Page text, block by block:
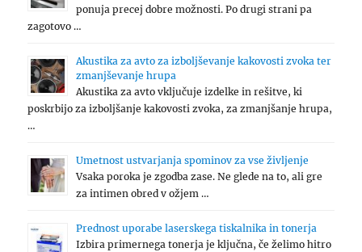
ponuja precej dobre možnosti. Po drugi strani pa
zagotovo …
Akustika za avto za izboljševanje kakovosti zvoka ter
zmanjševanje hrupa
Akustika za avto vključuje izdelke in rešitve, ki
poskrbijo za izboljšanje kakovosti zvoka, za zmanjšanje hrupa,
…
Umetnost ustvarjanja spominov za vse življenje
Vsaka poroka je zgodba zase. Ne glede na to, ali gre
za intimen obred v ožjem …
Prednost uporabe laserskega tiskalnika in tonerja
Izbira primernega tonerja je ključna, če želimo hitro